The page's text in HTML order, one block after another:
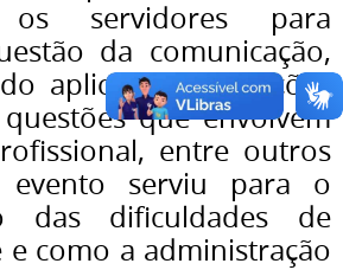
os servidores para
da comunicação,
aplicado as seleções
que envolvem
entre outros
evento serviu para o
das dificuldades de
e como a administração